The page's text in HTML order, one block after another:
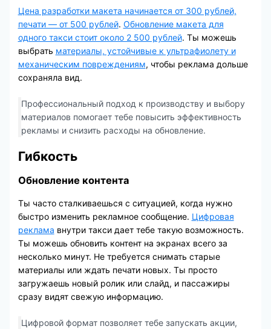
Цена разработки макета начинается от 300 рублей,
печати — от 500 рублей. Обновление макета для
одного такси стоит около 2 500 рублей. Ты можешь
выбрать материалы, устойчивые к ультрафиолету и
механическим повреждениям, чтобы реклама дольше
сохраняла вид.
Профессиональный подход к производству и выбору
материалов помогает тебе повысить эффективность
рекламы и снизить расходы на обновление.
Гибкость
Обновление контента
Ты часто сталкиваешься с ситуацией, когда нужно
быстро изменить рекламное сообщение. Цифровая
реклама внутри такси дает тебе такую возможность.
Ты можешь обновить контент на экранах всего за
несколько минут. Не требуется снимать старые
материалы или ждать печати новых. Ты просто
загружаешь новый ролик или слайд, и пассажиры
сразу видят свежую информацию.
Цифровой формат позволяет тебе запускать акции,